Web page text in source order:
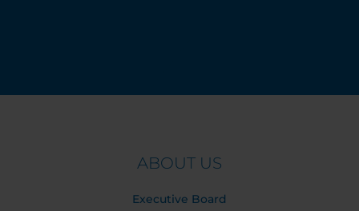
ABOUT US
Executive Board